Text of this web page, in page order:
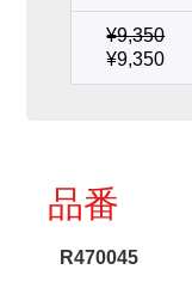
¥9,350
¥9,350
品番
R470045